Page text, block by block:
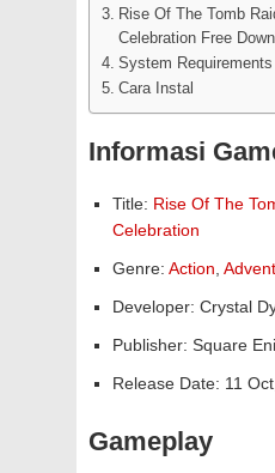
Rise Of The Tomb
Celebration Free
System Requirements
Cara Instal
Informasi
Title: Rise Of The
Celebration
Genre: Action
Developer: Crystal
Publisher: Square
Release Date: 11
Gameplay